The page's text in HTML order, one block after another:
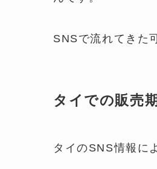
SNSで流れてきた
タイでの販売
タイのSNS情報に